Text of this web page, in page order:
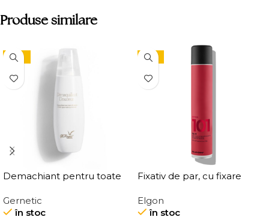
Produse similare
-10%
Demachiant pentru toate
Demaquillant Douceur All
Skin Types Make-Up
Gernetic
în stoc
-15%
Fixativ de par, cu fixare
Fix It Hairspray
Elgon
în stoc